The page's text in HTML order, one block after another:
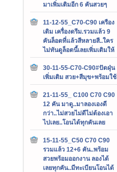
มาเพิ่มเติมอีก 6 คันสวยๆ
11-12-55_C70-C90 เครือง
เดิม เครื่องดรีม.รวมแล้ว 9
คันล็อตที่แล้วสีหลายสี..ใคร
ไม่ทันดูล็อตนี้เลยเพิ่มเติมให้
30-11-55-C70-C90#ปัดฝุ่น
เพิ่มเติม สวย+สีมุข+พร้อมใช้
21-11-55_ C100 C70 C90
12 คัน มาดู..มาลองเองดี
กว่า..ไม่สวยไม่ดีไม่ต้องเอา
ไปเลย..โอนได้ทุกคันเลย
15-11-55_C50 C70 C90
รวมแล้ว 12+6 คัน..พร้อม
สวยพร้อมออกงาน ลองได้
เลยทุกคัน..มีทะเบียนโอนได้